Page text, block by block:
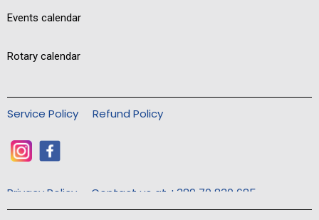
Events calendar
Rotary calendar
Service Policy Refund Policy
Privacy Policy Contact us at +389 70 830 685